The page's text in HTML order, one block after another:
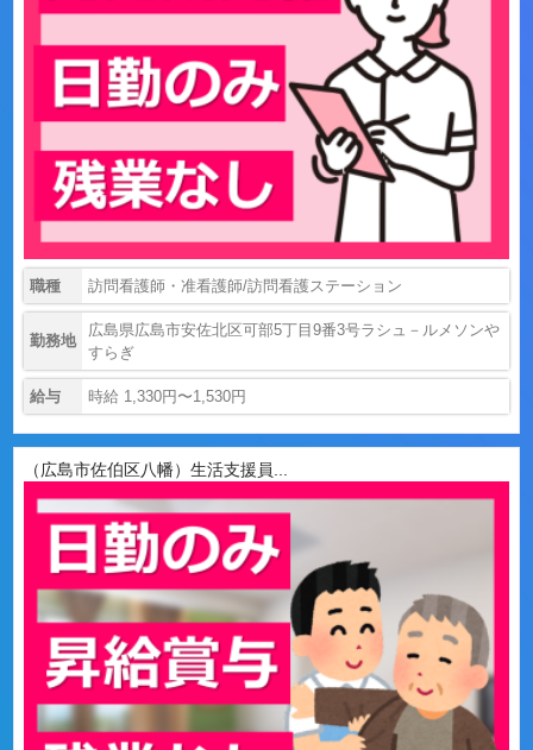
職種 訪問看護師・准看護師/訪問看護ステーション
勤務地
広島県広島市安佐北区可部5丁目9番3号ラシュ－ルメソンや
すらぎ
給与 時給 1,330円〜1,530円
（広島市佐伯区八幡）生活支援員...